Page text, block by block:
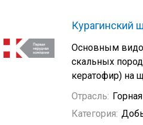
Курагинский
Основным
скальных
кератофир) на
Отрасль:
Категория: